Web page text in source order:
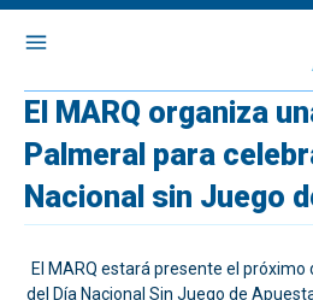
El MARQ organiza
Palmeral para
Nacional sin Juego
El MARQ estará presente el
del Día Nacional Sin Juego de